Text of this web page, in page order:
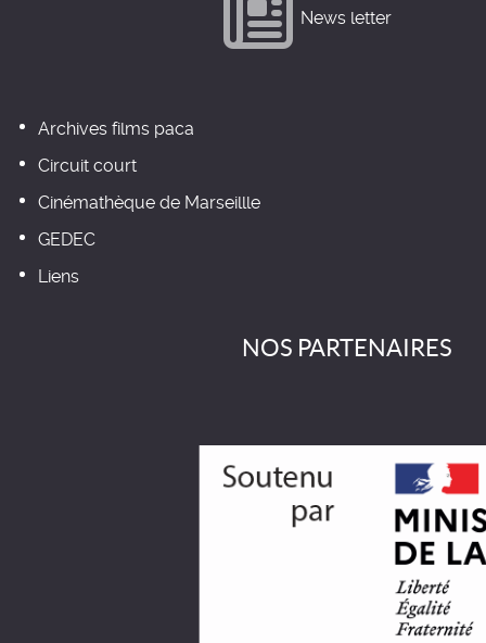
News letter
Archives films paca
Circuit court
Cinémathèque de Marseillle
GEDEC
Liens
NOS PARTENAIRES